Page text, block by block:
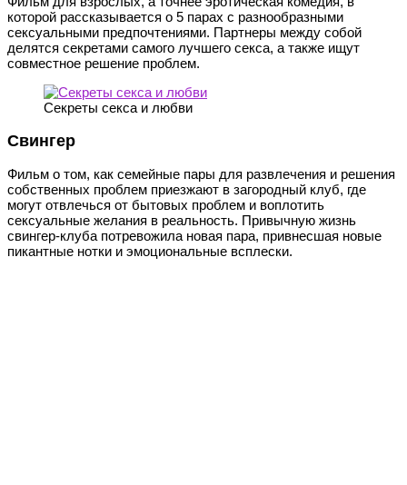
которой рассказывается о 5 парах с разнообразными
сексуальными предпочтениями. Партнеры между собой
делятся секретами самого лучшего секса, а также ищут
совместное решение проблем.
Секреты секса и любви
Свингер
Фильм о том, как семейные пары для развлечения и решения
собственных проблем приезжают в загородный клуб, где
могут отвлечься от бытовых проблем и воплотить
сексуальные желания в реальность. Привычную жизнь
свингер-клуба потревожила новая пара, привнесшая новые
пикантные нотки и эмоциональные всплески.